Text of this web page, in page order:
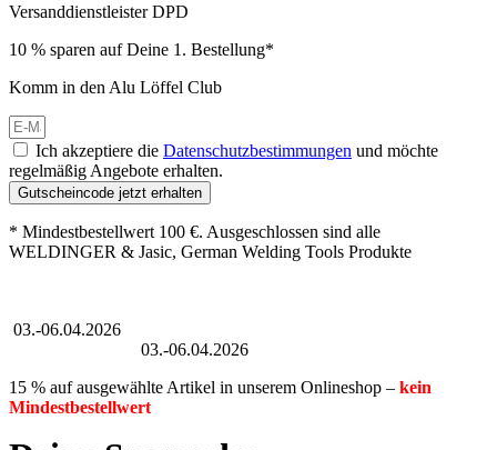
Versanddienstleister DPD
10 % sparen auf Deine 1. Bestellung*
Komm in den Alu Löffel Club
Ich akzeptiere die Datenschutzbestimmungen und möchte
regelmäßig Angebote erhalten.
Gutscheincode jetzt erhalten
* Mindestbestellwert 100 €. Ausgeschlossen sind alle
WELDINGER & Jasic, German Welding Tools Produkte
03.-06.04.2026
03.-06.04.2026
15 % auf ausgewählte Artikel in unserem Onlineshop – kein
Mindestbestellwert